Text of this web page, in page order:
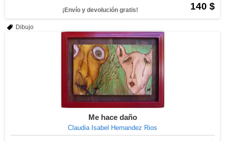
140 $
¡Envío y devolución gratis!
Dibujo
Me hace daño
Claudia Isabel Hernandez Rios